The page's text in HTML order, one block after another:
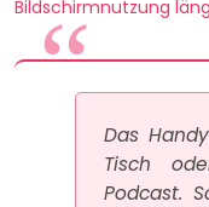
Bildschirmnutzung
Das
Tisch
Podcast.